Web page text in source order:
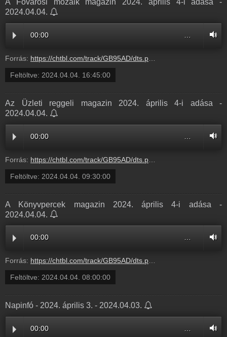
A Fővárosi mozaik magazin 2024. április 4-i adása -
2024.04.04.
00:00
Forrás: https://chtbl.com/track/GB95AD/dts.podtrac.com/redirect.mp3/infostart.hu/audio/C9647/C96473BC.mp3
Feltöltve: 2024.04.04. 16:45:00
Az Üzleti reggeli magazin 2024. április 4-i adása -
2024.04.04.
00:00
Forrás: https://chtbl.com/track/GB95AD/dts.podtrac.com/redirect.mp3/infostart.hu/audio/59FB0/59FB0533.mp3
Feltöltve: 2024.04.04. 09:30:00
A Könyvpercek magazin 2024. április 4-i adása -
2024.04.04.
00:00 …
Forrás: https://chtbl.com/track/GB95AD/dts.podtrac.com/redirect.mp3/infostart.hu/audio/56D1C/56D1CD3E.mp3
Feltöltve: 2024.04.04. 08:00:00
Napinfó - 2024. április 3. - 2024.04.03.
00:00